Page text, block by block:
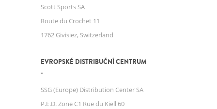
Scott Sports SA
Route du Crochet 11
1762 Givisiez, Switzerland
EVROPSKÉ DISTRIBUČNÍ CENTRUM
SSG (Europe) Distribution Center SA
P.E.D. Zone C1 Rue du Kiell 60